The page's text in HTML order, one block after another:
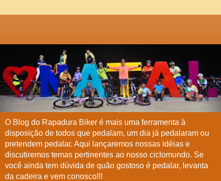
O Blog do Rapadura Biker é mais uma ferramenta à
disposição de todos que pedalam, um dia já pedalaram ou
pretendem pedalar. Aqui lançaremos nossas idéias e
discutiremos temas pertinentes ao nosso ciclomundo. Se
você ainda tem dúvida de quão gostoso é pedalar, levanta
da cadeira e vem conosco!!!